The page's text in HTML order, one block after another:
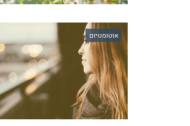
אוטומטיזם